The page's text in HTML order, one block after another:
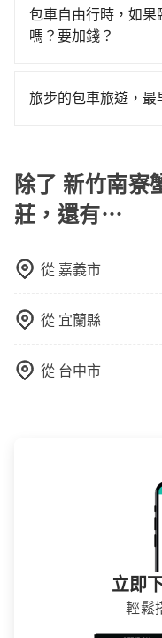
50%的交通費用。
多天後才需返回，租
可能離新竹南寮蟹仔
滿油，如遇到不肖業
佳選擇。
都無法監控或追查。
風險。而tripool雇用
險。最好辨別叫的車
需要導覽服務，可事
包車自由行時，如
嗎？要加錢？
旅步可能會根據行經
心地享受旅步為您提
旅步的包車旅遊，最
以不妨趁早訂購，享
除了 新竹南寮
莊，還有⋯
從 嘉義市
從 宜蘭縣
從 台中市
立即
輕鬆